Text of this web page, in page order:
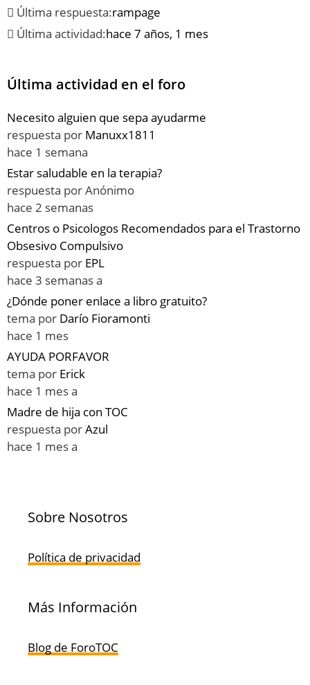
Última respuesta:rampage
Última actividad:hace 7 años, 1 mes
Última actividad en el foro
Necesito alguien que sepa ayudarme
respuesta por Manuxx1811
hace 1 semana
Estar saludable en la terapia?
respuesta porAnónimo
hace 2 semanas
Centros o Psicologos Recomendados para el Trastorno
Obsesivo Compulsivo
respuesta por EPL
hace 3 semanas a
¿Dónde poner enlace a libro gratuito?
tema por Darío Fioramonti
hace 1 mes
AYUDA PORFAVOR
tema por Erick
hace 1 mes a
Madre de hija con TOC
respuesta porAzul
hace 1 mes a
Sobre Nosotros
Política de privacidad
Más Información
Blog de ForoTOC